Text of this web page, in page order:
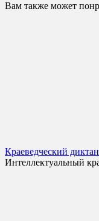
Вам также может
Краеведческий
Интеллектуальный